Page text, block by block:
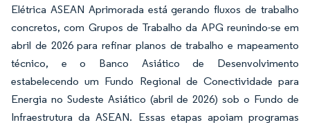
Elétrica ASEAN Aprimorada está gerando fluxos de trabalho
concretos, com Grupos de Trabalho da APG reunindo-se em
abril de 2026 para refinar planos de trabalho e mapeamento
técnico, e o Banco Asiático de Desenvolvimento
estabelecendo um Fundo Regional de Conectividade para
Energia no Sudeste Asiático (abril de 2026) sob o Fundo de
Infraestrutura da ASEAN. Essas etapas apoiam programas